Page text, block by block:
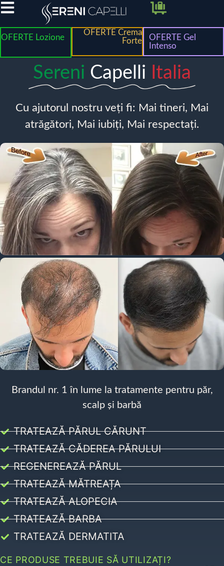
OFERTE Lozione
OFERTE Crema
Forte
OFERTE Gel
Intenso
Sereni Capelli Italia
Cu ajutorul nostru veți fi: Mai tineri, Mai
atrăgători, Mai iubiți, Mai respectați.
Brandul nr. 1 în lume la tratamente pentru păr,
scalp și barbă
TRATEAZĂ PĂRUL CĂRUNT
TRATEAZĂ CĂDEREA PĂRULUI
REGENEREAZĂ PĂRUL
TRATEAZĂ MĂTREAȚA
TRATEAZĂ ALOPECIA
TRATEAZĂ BARBA
TRATEAZĂ DERMATITA
CE PRODUSE TREBUIE SĂ UTILIZAȚI?